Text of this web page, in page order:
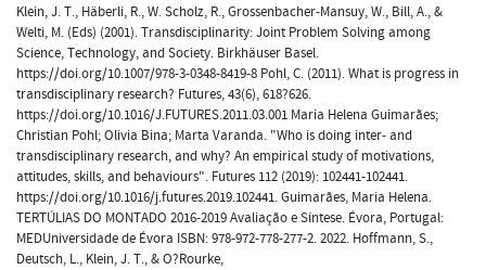
Klein, J. T., Häberli, R., W. Scholz, R., Grossenbacher-Mansuy, W., Bill, A., &
Welti, M. (Eds) (2001). Transdisciplinarity: Joint Problem Solving among
Science, Technology, and Society. Birkhäuser Basel.
https://doi.org/10.1007/978-3-0348-8419-8 Pohl, C. (2011). What is progress in
transdisciplinary research? Futures, 43(6), 618?626.
https://doi.org/10.1016/J.FUTURES.2011.03.001 Maria Helena Guimarães;
Christian Pohl; Olivia Bina; Marta Varanda. "Who is doing inter- and
transdisciplinary research, and why? An empirical study of motivations,
attitudes, skills, and behaviours". Futures 112 (2019): 102441-102441.
https://doi.org/10.1016/j.futures.2019.102441. Guimarães, Maria Helena.
TERTÚLIAS DO MONTADO 2016-2019 Avaliação e Síntese. Évora, Portugal:
MEDUniversidade de Évora ISBN: 978-972-778-277-2. 2022. Hoffmann, S.,
Deutsch, L., Klein, J. T., & O?Rourke,